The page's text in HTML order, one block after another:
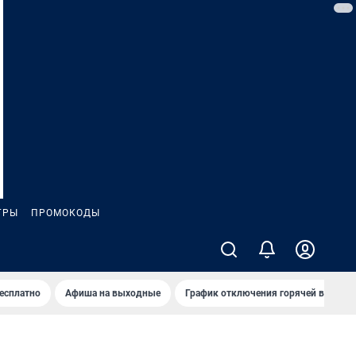
ПРОМОКОДЫ
Афиша на выходные График отключения горячей воды в